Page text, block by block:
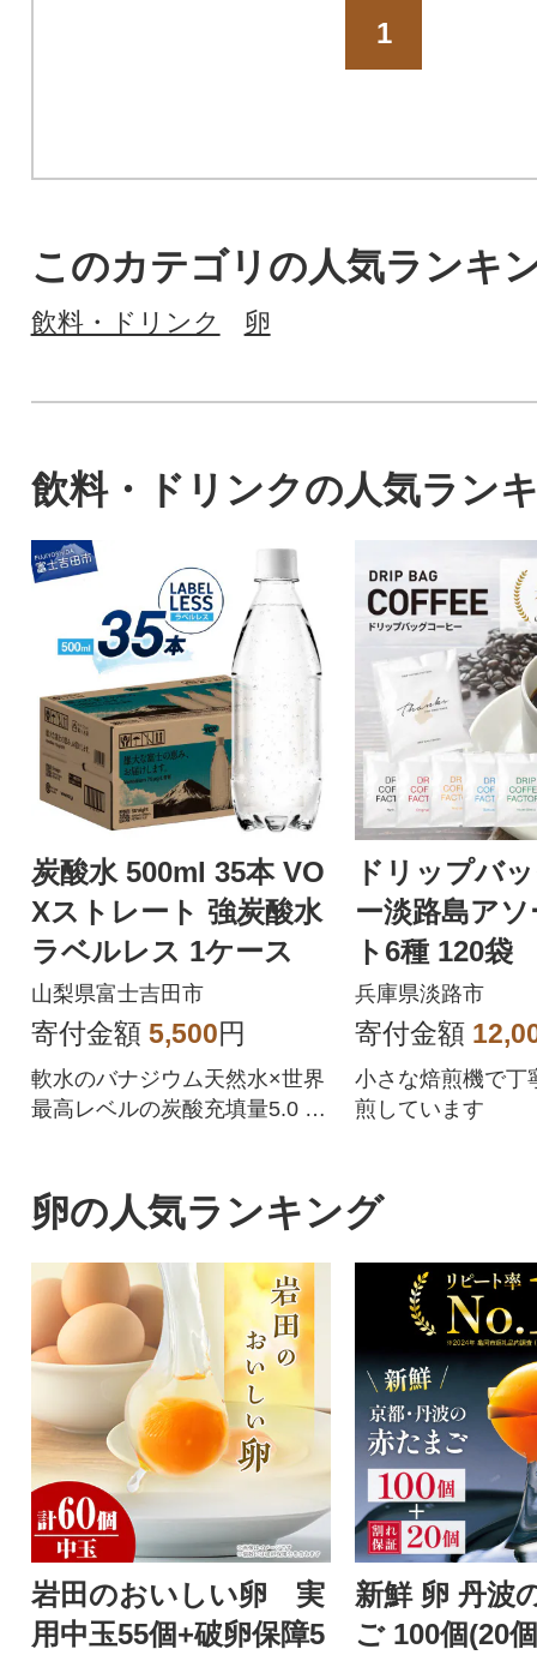
1
このカテゴリの人気ランキ
飲料・ドリンク 卵
飲料・ドリンクの人気ラン
炭酸水 500ml 35本 VO
Xストレート 強炭酸水
ラベルレス 1ケース
山梨県富士吉田市
寄付金額 5,500円
軟水のバナジウム天然水×世界
最高レベルの炭酸充填量5.0 無
ドリップバ
ー淡路島ア
ト6種 120
べ ドリッ
at14601
兵庫県淡路市
寄付金額
小さな焙煎機で丁
煎しています
卵の人気ランキング
岩田のおいしい卵 実
用中玉55個+破卵保障5
新鮮 卵 丹波
ご 100個(20